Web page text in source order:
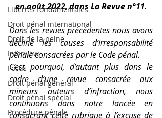
Libertés fondamentales
Droit pénal international
Droit de la peine
Interview
Focus
Droit pénal général
Droit pénal spécial
Procédure pénale
en août 2022, dans La Revue n°11.
Dans les revues précédentes nous avons
décliné les causes d’irresponsabilité
pénale consacrées par le Code pénal.
C’est pourquoi, d’autant plus dans le
cadre d’une revue consacrée aux
mineurs auteurs d’infraction, nous
continuons dans notre lancée en
consacrant cette rubrique à l’excuse de